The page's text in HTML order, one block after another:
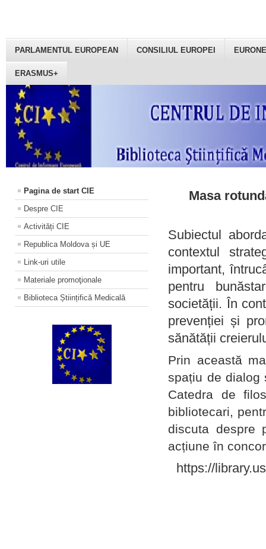
PARLAMENTUL EUROPEAN CONSILIUL EUROPEI
ERASMUS+
Pagina de start CIE
Despre CIE
Activități CIE
Republica Moldova și UE
Link-uri utile
Materiale promoţionale
Biblioteca Științifică Medicală
Masa
Subiectul
contextul
important,
pentru
societății. În
prevenției și
sănătății
Prin această
spațiu de dialog
Catedra de
bibliotecari,
discuta despre
acțiune în
https://